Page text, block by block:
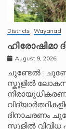
Districts Wayanad
ഹിരോഷിമാ
August 9, 2026
ചുണ്ടേൽ :
സ്കൂളിൽ
ദിനാചരണം
സ്കൂളിൽ വിവിധ